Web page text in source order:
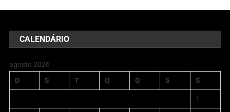
CALENDÁRIO
agosto 2026
D
S T Q Q S S
1